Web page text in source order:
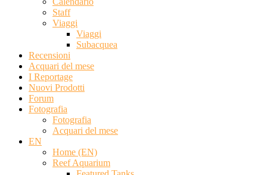
Staff
Viaggi
Viaggi
Subacquea
Recensioni
Acquari del mese
I Reportage
Nuovi Prodotti
Forum
Fotografia
Fotografia
Acquari del mese
EN
Home (EN)
Reef Aquarium